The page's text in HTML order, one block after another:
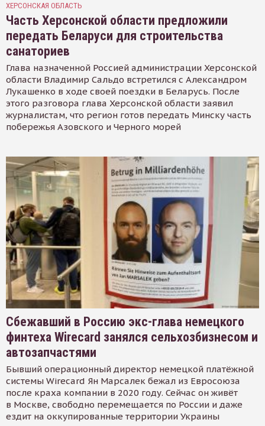
ХЕРСОНСКАЯ ОБЛАСТЬ
Часть Херсонской области предложили
передать Беларуси для строительства
санаториев
Глава назначенной Россией администрации Херсонской
области Владимир Сальдо встретился с Александром
Лукашенко в ходе своей поездки в Беларусь. После
этого разговора глава Херсонской области заявил
журналистам, что регион готов передать Минску часть
побережья Азовского и Черного морей
Сбежавший в Россию экс-глава немецкого
финтеха Wirecard занялся сельхозбизнесом и
автозапчастями
Бывший операционный директор немецкой платёжной
системы Wirecard Ян Марсалек бежал из Евросоюза
после краха компании в 2020 году. Сейчас он живёт
в Москве, свободно перемещается по России и даже
ездит на оккупированные территории Украины